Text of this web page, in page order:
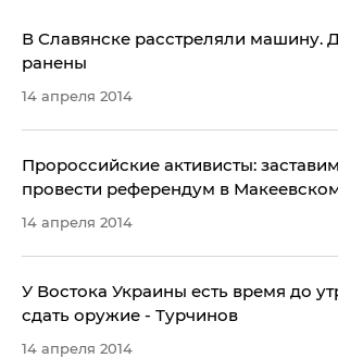
​В Славянске расстреляли машину.
ранены
14 апреля 2014
Пророссийские активисты:
провести референдум в
14 апреля 2014
У Востока Украины есть время до
сдать оружие - Турчинов
14 апреля 2014